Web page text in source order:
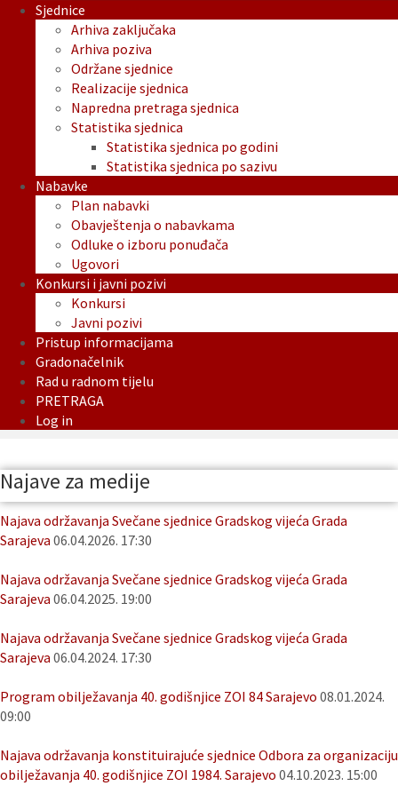
Sjednice
Arhiva zaključaka
Arhiva poziva
Održane sjednice
Realizacije sjednica
Napredna pretraga sjednica
Statistika sjednica
Statistika sjednica po godini
Statistika sjednica po sazivu
Nabavke
Plan nabavki
Obavještenja o nabavkama
Odluke o izboru ponuđača
Ugovori
Konkursi i javni pozivi
Konkursi
Javni pozivi
Pristup informacijama
Gradonačelnik
Rad u radnom tijelu
PRETRAGA
Log in
Najave za medije
Najava održavanja Svečane sjednice Gradskog vijeća Grada
Sarajeva 06.04.2026. 17:30
Najava održavanja Svečane sjednice Gradskog vijeća Grada
Sarajeva 06.04.2025. 19:00
Najava održavanja Svečane sjednice Gradskog vijeća Grada
Sarajeva 06.04.2024. 17:30
Program obilježavanja 40. godišnjice ZOI 84 Sarajevo 08.01.2024.
09:00
Najava održavanja konstituirajuće sjednice Odbora za organizaciju
obilježavanja 40. godišnjice ZOI 1984. Sarajevo 04.10.2023. 15:00